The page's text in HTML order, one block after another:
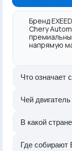
Бренд
Chery
напрямую
Что означает
Чей
В какой
Где собирают